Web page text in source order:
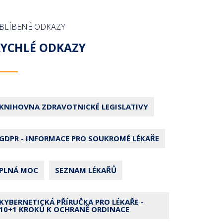
ODKAZY
ODKAZY
ZDRAVOTNICKÉ LEGISLATIVY
- INFORMACE PRO SOUKROMÉ LÉKAŘE
MOC SEZNAM LÉKAŘŮ
PŘÍRUČKA PRO LÉKAŘE -
KROKŮ K OCHRANĚ ORDINACE